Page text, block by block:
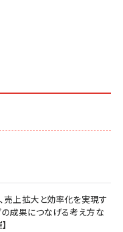
売上拡大と効率化を実現す
の成果につなげる考え方な